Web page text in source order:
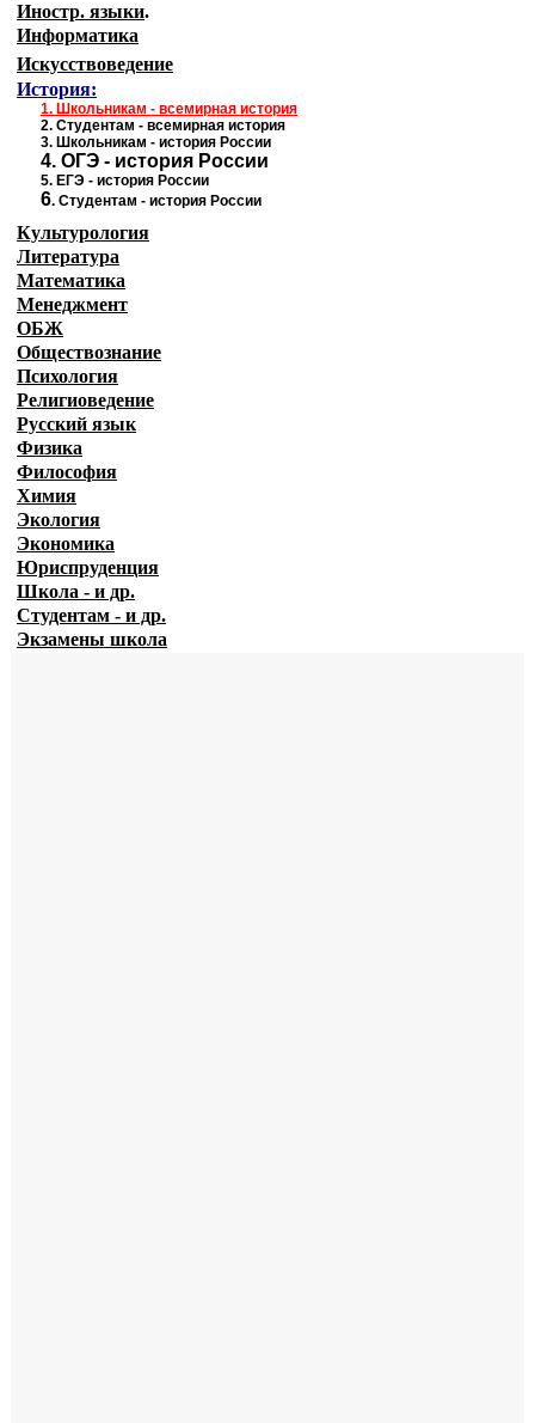
Иностр. языки.
Информатика
Искусствоведение
История:
1. Школьникам - всемирная история
2. Студентам - всемирная история
3. Школьникам - история России
4. ОГЭ - история России
5. ЕГЭ - история России
6. Студентам - история России
Культурология
Литература
Математика
Менеджмент
ОБЖ
Обществознание
Психология
Религиоведение
Русский язык
Физика
Философия
Химия
Экология
Экономика
Юриспруденция
Школа - и др.
Студентам - и др.
Экзамены школа